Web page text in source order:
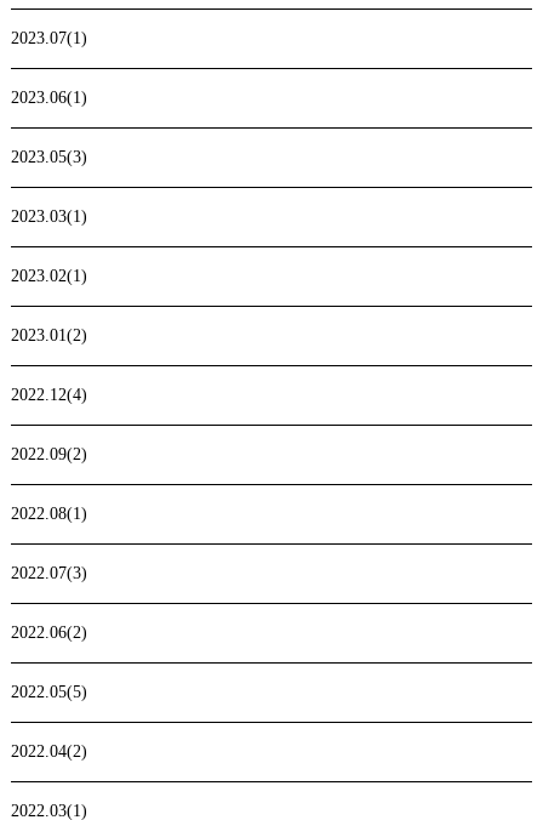
2023.07(1)
2023.06(1)
2023.05(3)
2023.03(1)
2023.02(1)
2023.01(2)
2022.12(4)
2022.09(2)
2022.08(1)
2022.07(3)
2022.06(2)
2022.05(5)
2022.04(2)
2022.03(1)